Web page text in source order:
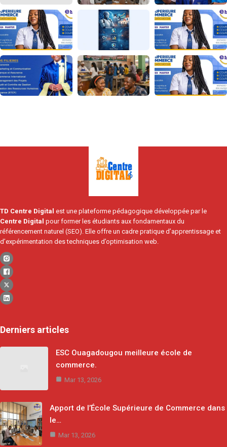
TD Centre Digital est une plateforme pédagogique développée par le
Centre Digital pour former les étudiants aux fondamentaux du
référencement naturel (SEO). Elle offre un cadre pratique d’apprentissage et
d’expérimentation des techniques d’optimisation web.
Derniers articles
ESC Ouagadougou meilleure école de
commerce.
Mar 13, 2026
Apport de l’École Supérieure de Commerce dans
le…
Mar 13, 2026